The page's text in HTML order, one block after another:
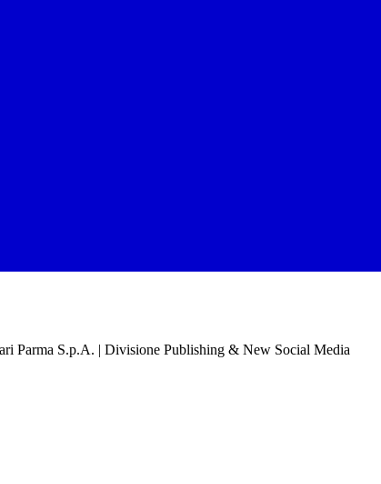
Parma S.p.A. | Divisione Publishing & New Social Media